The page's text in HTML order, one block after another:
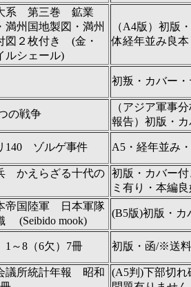
系 第三巻 鉱業
州国地製図・満州
図２枚付き (金・
ルシェール)
（A4版）初版
体経年並み良
初叛・カバー
の戦争
（アジア軍事
報告）初版・
140 ゾルゲ事件 A5・経年並み
かえらざる十代の 初版・カバー
ミ有り・本編
帝国陸軍 日本軍隊
(Seibido mook)
(B5版)初版・カ
～8（6欠）7冊 初版・函/※送
議所統計年報 昭和
(A5判)下部切